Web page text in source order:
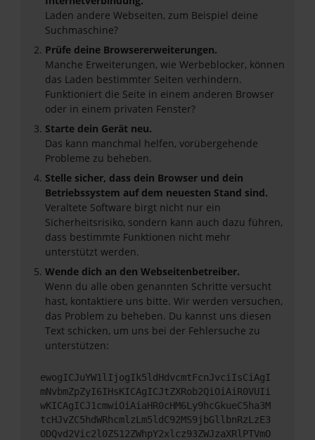
Laden andere Webseiten, zum Beispiel deine
Suchmaschine?
Prüfe deine Browsererweiterungen.
Manche Erweiterungen, wie Werbeblocker, können
das Laden bestimmter Seiten verhindern.
Funktioniert die Seite in einem anderen Browser
oder in einem privaten Fenster?
Starte dein Gerät neu.
Das kann manchmal helfen, vorübergehende
Probleme zu beheben.
Stelle sicher, dass dein Browser und dein
Betriebssystem auf dem neuesten Stand sind.
Veraltete Software birgt nicht nur ein
Sicherheitsrisiko, sondern kann auch dazu führen,
dass bestimmte Funktionen nicht mehr
unterstützt werden.
Wende dich an den Webseitenbetreiber.
Wenn du alle oben genannten Schritte versucht
hast, kontaktiere uns bitte. Wir werden versuchen,
das Problem zu beheben. Du kannst uns diesen
Text schicken, um uns bei der Fehlersuche zu
unterstützen:
ewogICJuYW1lIjogIk5ldHdvcmtFcnJvciIsCiAgI
mNvbmZpZyI6IHsKICAgICJtZXRob2QiOiAiR0VUIi
wKICAgICJ1cmwiOiAiaHR0cHM6Ly9hcGkueC5ha3M
tcHJvZC5hdWRhcmlzLm5ldC92MS9jbGllbnRzLzE3
ODQvd2Vic2l0ZS12ZWhpY2xlcz93ZWJzaXRlPTVmO